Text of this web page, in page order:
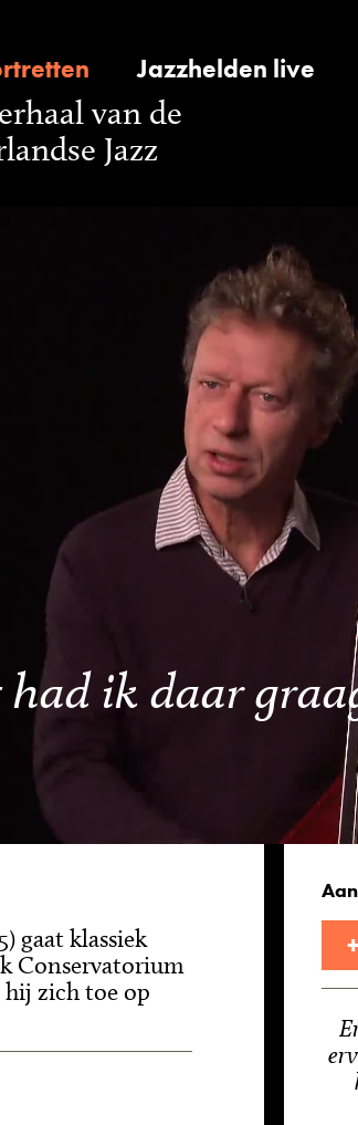
Jazzhelden live
van de
Jazz
ik daar
gaat klassiek
Conservatorium
zich toe op